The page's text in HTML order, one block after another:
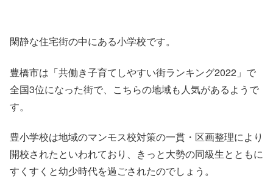
閑静な住宅街の中にある小学校です。
豊橋市は「共働き子育てしやすい街ランキング2022」で
全国3位になった街で、こちらの地域も人気があるようで
す。
豊小学校は地域のマンモス校対策の一貫・区画整理により
開校されたといわれており、きっと大勢の同級生とともに
すくすくと幼少時代を過ごされたのでしょう。